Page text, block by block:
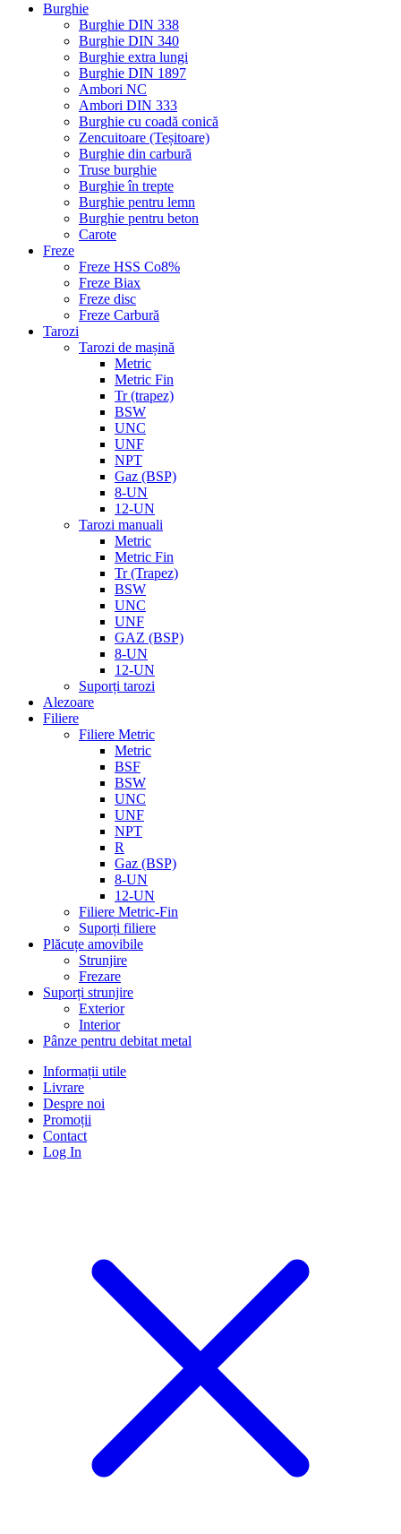
Burghie
Burghie DIN 338
Burghie DIN 340
Burghie extra lungi
Burghie DIN 1897
Ambori NC
Ambori DIN 333
Burghie cu coadă conică
Zencuitoare (Teșitoare)
Burghie din carbură
Truse burghie
Burghie în trepte
Burghie pentru lemn
Burghie pentru beton
Carote
Freze
Freze HSS Co8%
Freze Biax
Freze disc
Freze Carbură
Tarozi
Tarozi de mașină
Metric
Metric Fin
Tr (trapez)
BSW
UNC
UNF
NPT
Gaz (BSP)
8-UN
12-UN
Tarozi manuali
Metric
Metric Fin
Tr (Trapez)
BSW
UNC
UNF
GAZ (BSP)
8-UN
12-UN
Suporți tarozi
Alezoare
Filiere
Filiere Metric
Metric
BSF
BSW
UNC
UNF
NPT
R
Gaz (BSP)
8-UN
12-UN
Filiere Metric-Fin
Suporți filiere
Plăcuțe amovibile
Strunjire
Frezare
Suporți strunjire
Exterior
Interior
Pânze pentru debitat metal
Informații utile
Livrare
Despre noi
Promoții
Contact
Log In